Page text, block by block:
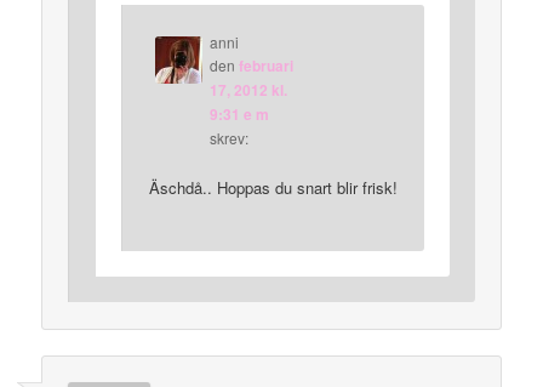
anni
den februari
17, 2012 kl.
9:31 e m
skrev:
Äschdå.. Hoppas du snart blir frisk!